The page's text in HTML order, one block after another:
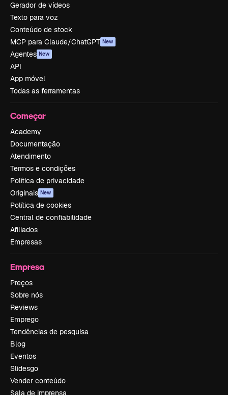
Gerador de vídeos
Texto para voz
Conteúdo de stock
MCP para Claude/ChatGPT New
Agentes New
API
App móvel
Todas as ferramentas
Começar
Academy
Documentação
Atendimento
Termos e condições
Política de privacidade
Originais New
Política de cookies
Central de confiabilidade
Afiliados
Empresas
Empresa
Preços
Sobre nós
Reviews
Emprego
Tendências de pesquisa
Blog
Eventos
Slidesgo
Vender conteúdo
Sala de imprensa